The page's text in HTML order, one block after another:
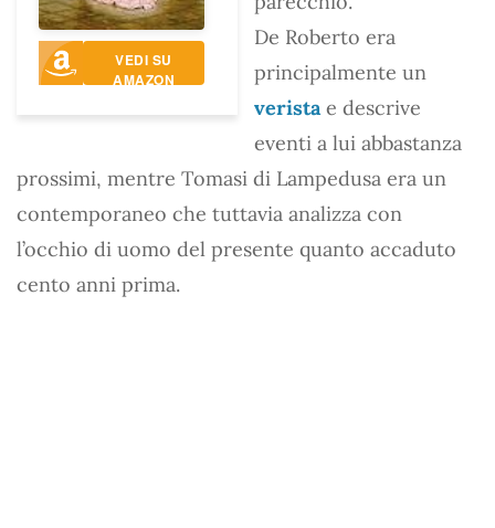
VEDI SU
AMAZON
De Roberto era
principalmente un
veristae descrive
eventi a lui abbastanza
prossimi, mentre Tomasi di Lampedusa era un
contemporaneo che tuttavia analizza con
l’occhio di uomo del presente quanto accaduto
cento anni prima.